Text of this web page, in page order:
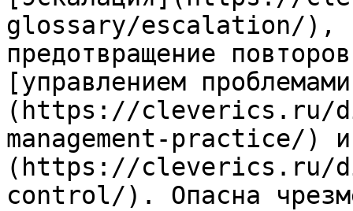
glossary/escalation/),
предотвращение
[управлением
(https://cleverics.ru/
management-practice/)
(https://cleverics.ru/
control/). Опасна